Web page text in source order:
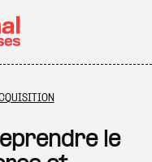
le